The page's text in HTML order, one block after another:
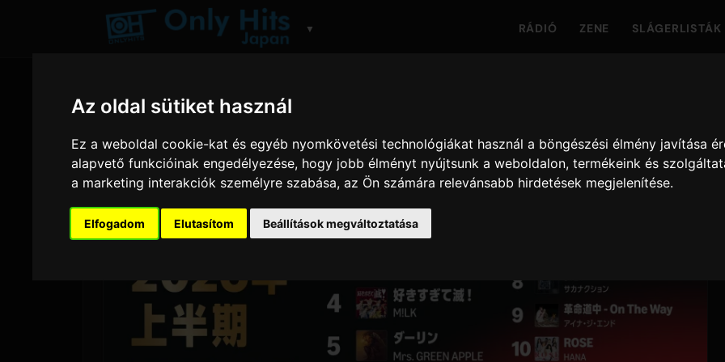
Az oldal sütiket használ
Ez a weboldal cookie-kat és egyéb nyomkövetési technológiákat használ a böngészési élmény javítása
alapvető funkcióinak engedélyezése, hogy jobb élményt nyújtsunk a weboldalon,termékeink és
a marketing interakciók személyre szabása,az Ön számára relevánsabb hirdetések megjelenítése.
Elfogadom Elutasítom Beállítások megváltoztatása
▼ RÁDIÓ ZENE SLÁGERLISTÁK